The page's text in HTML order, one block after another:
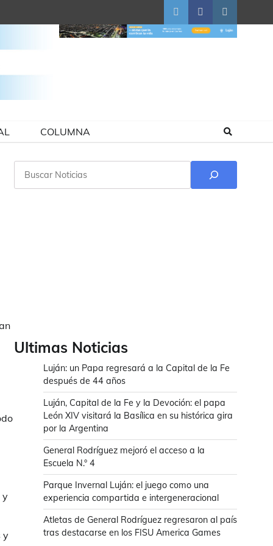
TwitterFacebookInstagram
COLUMNA
y
y
Ultimas Noticias
Luján: un Papa regresará a la Capital de la Fe
después de 44 años
Luján, Capital de la Fe y la Devoción: el papa
León XIV visitará la Basílica en su histórica gira
por la Argentina
General Rodríguez mejoró el acceso a la
Escuela N.° 4
Parque Invernal Luján: el juego como una
experiencia compartida e intergeneracional
Atletas de General Rodríguez regresaron al país
tras destacarse en los FISU America Games